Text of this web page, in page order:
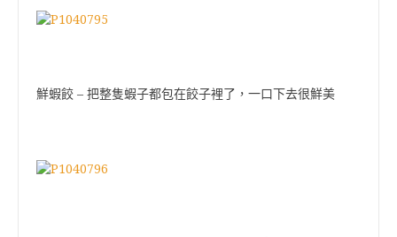
鮮蝦餃 – 把整隻蝦子都包在餃子裡了，一口下去很鮮美